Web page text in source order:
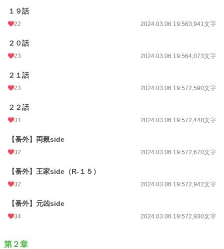
１９話
22 2024.03.06 19:563,941文字
２０話
23 2024.03.06 19:564,073文字
２１話
23 2024.03.06 19:572,590文字
２２話
31 2024.03.06 19:572,448文字
【番外】両親side
32 2024.03.06 19:572,670文字
【番外】王家side（R-１５）
32 2024.03.06 19:572,942文字
【番外】元凶side
34 2024.03.06 19:572,930文字
第２章